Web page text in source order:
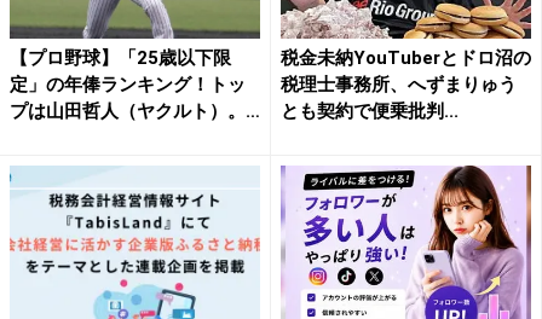
【プロ野球】「25歳以下限
定」の年俸ランキング！トッ
プは山田哲人（ヤクルト）。
税金未納​YouTuberとドロ沼の
税理士事務所、へずまりゅう
とも契約で便乗批判...